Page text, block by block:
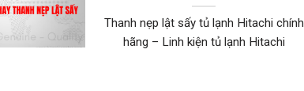
Thanh nẹp lật sấy tủ lạnh Hitachi chính
hãng – Linh kiện tủ lạnh Hitachi